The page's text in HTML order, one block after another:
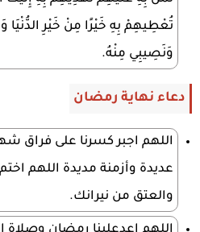
تُعْطِيهِمْ بِهِ خَيْرًا مِنْ خَيْرِ الدُّنْيَا
وَنَصِيبِي مِنْهُ.
دعاء نهاية رمضان
اللهم اجبر كسرنا على فراق
عديدة وأزمنة مديدة اللهم
والعتق من نيرانك.